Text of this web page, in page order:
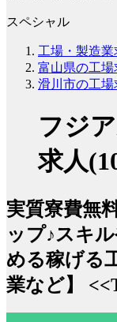
スペシャル
工場・製造業
富山県の工場
滑川市の工場
フジ
求人
実質寮費無
ップ♪スキ
める稼げる
業など】